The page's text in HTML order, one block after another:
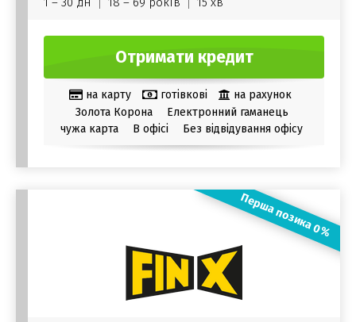
Отримати кредит
на карту готівкові
на рахунок
Золота Корона
Електронний гаманець
чужа карта
В офісі Без відвідування офісу
Перша позика 0%